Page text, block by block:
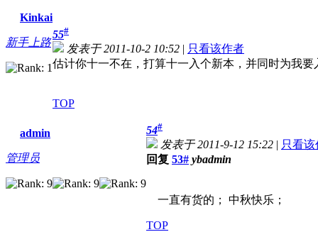
Kinkai
新手上路
55#
发表于 2011-10-2 10:52 | 只看该作者
估计你十一不在，打算十一入个新本，并同时为我要
TOP
admin
管理员
54#
发表于 2011-9-12 15:22 | 只看该
回复 53# ybadmin
一直有货的； 中秋快乐；
TOP